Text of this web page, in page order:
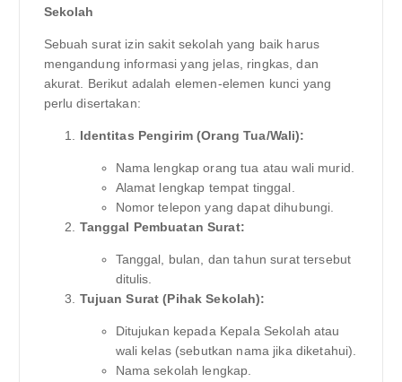
Sekolah
Sebuah surat izin sakit sekolah yang baik harus
mengandung informasi yang jelas, ringkas, dan
akurat. Berikut adalah elemen-elemen kunci yang
perlu disertakan:
Identitas Pengirim (Orang Tua/Wali):
Nama lengkap orang tua atau wali murid.
Alamat lengkap tempat tinggal.
Nomor telepon yang dapat dihubungi.
Tanggal Pembuatan Surat:
Tanggal, bulan, dan tahun surat tersebut
ditulis.
Tujuan Surat (Pihak Sekolah):
Ditujukan kepada Kepala Sekolah atau
wali kelas (sebutkan nama jika diketahui).
Nama sekolah lengkap.